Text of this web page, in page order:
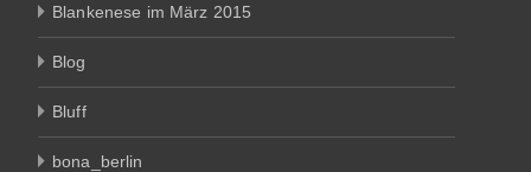
Blankenese im März 2015
Blog
Bluff
bona_berlin